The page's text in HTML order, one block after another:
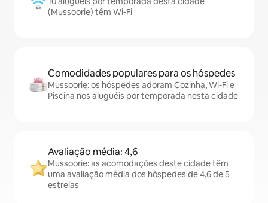
(Mussoorie) têm Wi-Fi
Comodidades populares para os hóspedes
Mussoorie: os hóspedes adoram Cozinha, Wi-Fi e
Piscina nos aluguéis por temporada nesta cidade
Avaliação média: 4,6
Mussoorie: as acomodações deste cidade têm
uma avaliação média dos hóspedes de 4,6 de 5
estrelas